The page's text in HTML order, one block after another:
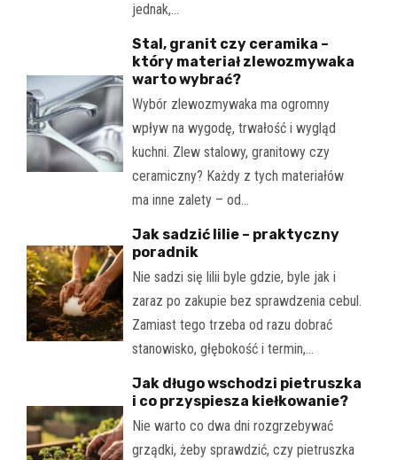
jednak,…
Stal, granit czy ceramika –
który materiał zlewozmywaka
warto wybrać?
Wybór zlewozmywaka ma ogromny
wpływ na wygodę, trwałość i wygląd
kuchni. Zlew stalowy, granitowy czy
ceramiczny? Każdy z tych materiałów
ma inne zalety – od…
Jak sadzić lilie – praktyczny
poradnik
Nie sadzi się lilii byle gdzie, byle jak i
zaraz po zakupie bez sprawdzenia cebul.
Zamiast tego trzeba od razu dobrać
stanowisko, głębokość i termin,…
Jak długo wschodzi pietruszka
i co przyspiesza kiełkowanie?
Nie warto co dwa dni rozgrzebywać
grządki, żeby sprawdzić, czy pietruszka